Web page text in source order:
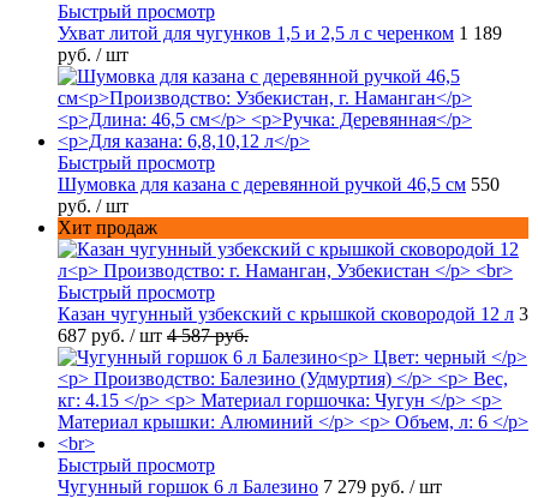
Быстрый просмотр
Ухват литой для чугунков 1,5 и 2,5 л с черенком 1 189
руб. / шт
Быстрый просмотр
Шумовка для казана с деревянной ручкой 46,5 см 550
руб. / шт
Хит продаж
Быстрый просмотр
Казан чугунный узбекский с крышкой сковородой 12 л 3
687 руб. / шт 4 587 руб.
Быстрый просмотр
Чугунный горшок 6 л Балезино 7 279 руб. / шт